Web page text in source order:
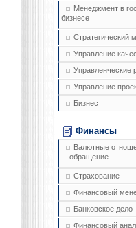
Менеджмент в
бизнесе
Стратегический
Управление
Управленческие
Управление
Бизнес
Финансы
Валютные
обращение
Страхование
Финансовый
Банковское дело
Финансовый